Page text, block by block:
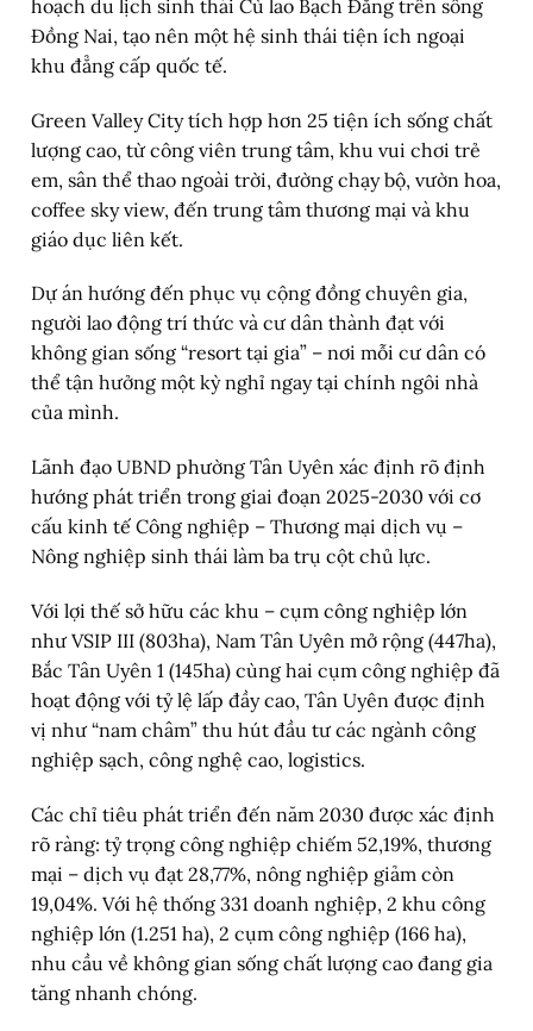
hoạch du lịch sinh thái Cù lao Bạch Đằng trên sông
Đồng Nai, tạo nên một hệ sinh thái tiện ích ngoại
khu đẳng cấp quốc tế.
Green Valley City tích hợp hơn 25 tiện ích sống chất
lượng cao, từ công viên trung tâm, khu vui chơi trẻ
em, sân thể thao ngoài trời, đường chạy bộ, vườn hoa,
coffee sky view, đến trung tâm thương mại và khu
giáo dục liên kết.
Dự án hướng đến phục vụ cộng đồng chuyên gia,
người lao động trí thức và cư dân thành đạt với
không gian sống “resort tại gia” – nơi mỗi cư dân có
thể tận hưởng một kỳ nghỉ ngay tại chính ngôi nhà
của mình.
Lãnh đạo UBND phường Tân Uyên xác định rõ định
hướng phát triển trong giai đoạn 2025-2030 với cơ
cấu kinh tế Công nghiệp – Thương mại dịch vụ –
Nông nghiệp sinh thái làm ba trụ cột chủ lực.
Với lợi thế sở hữu các khu – cụm công nghiệp lớn
như VSIP III (803ha), Nam Tân Uyên mở rộng (447ha),
Bắc Tân Uyên 1 (145ha) cùng hai cụm công nghiệp đã
hoạt động với tỷ lệ lấp đầy cao, Tân Uyên được định
vị như “nam châm” thu hút đầu tư các ngành công
nghiệp sạch, công nghệ cao, logistics.
Các chỉ tiêu phát triển đến năm 2030 được xác định
rõ ràng: tỷ trọng công nghiệp chiếm 52,19%, thương
mại – dịch vụ đạt 28,77%, nông nghiệp giảm còn
19,04%. Với hệ thống 331 doanh nghiệp, 2 khu công
nghiệp lớn (1.251 ha), 2 cụm công nghiệp (166 ha),
nhu cầu về không gian sống chất lượng cao đang gia
tăng nhanh chóng.